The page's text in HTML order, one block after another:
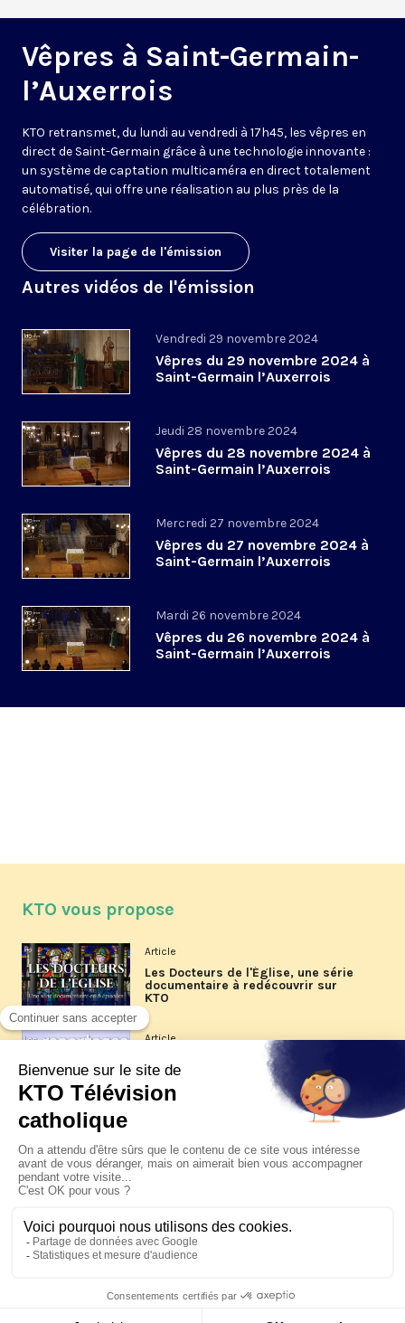
Vêpres à Saint-Germain-
l’Auxerrois
KTO retransmet, du lundi au vendredi à 17h45, les vêpres en
direct de Saint-Germain grâce à une technologie innovante :
un système de captation multicaméra en direct totalement
automatisé, qui offre une réalisation au plus près de la
célébration.
Visiter la page de l'émission
Autres vidéos de l'émission
Vendredi 29 novembre 2024
Vêpres du 29 novembre 2024 à
Saint-Germain l’Auxerrois
Jeudi 28 novembre 2024
Vêpres du 28 novembre 2024 à
Saint-Germain l’Auxerrois
Mercredi 27 novembre 2024
Vêpres du 27 novembre 2024 à
Saint-Germain l’Auxerrois
Mardi 26 novembre 2024
Vêpres du 26 novembre 2024 à
Saint-Germain l’Auxerrois
KTO vous propose
Article
Les Docteurs de l'Église, une série
documentaire à redécouvrir sur
KTO
Article
Les reportages d'été 2026 de KTO
La visite pastorale du pape Léon
XIV à Assise à suivre sur KTO le
jeudi 6 août
Le pape en Uruguay, Argentine et
Pérou du 6 au 17 novembre 2026